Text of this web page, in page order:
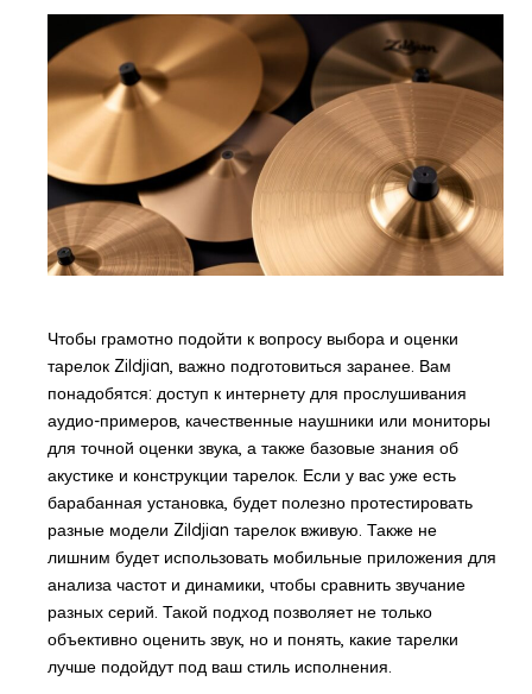
Чтобы грамотно подойти к вопросу выбора и оценки
тарелок Zildjian, важно подготовиться заранее. Вам
понадобятся: доступ к интернету для прослушивания
аудио-примеров, качественные наушники или мониторы
для точной оценки звука, а также базовые знания об
акустике и конструкции тарелок. Если у вас уже есть
барабанная установка, будет полезно протестировать
разные модели Zildjian тарелок вживую. Также не
лишним будет использовать мобильные приложения для
анализа частот и динамики, чтобы сравнить звучание
разных серий. Такой подход позволяет не только
объективно оценить звук, но и понять, какие тарелки
лучше подойдут под ваш стиль исполнения.